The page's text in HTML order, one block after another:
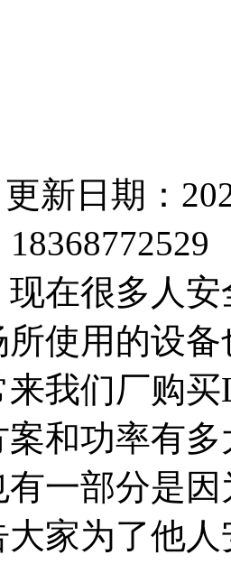
更新日期：
在很多人
所使用的设
我们厂购
和功率有
有一部分是
大家为了他